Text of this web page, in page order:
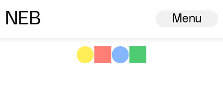
N ew
European
B Menu